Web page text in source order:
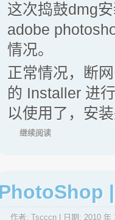
这次捣鼓dmg
adobe
情况。
正常情况，断
的 Installer 进
以使用了，安
继续阅读
PhotoShop
作者: Tscccn | 日期: 2010 年